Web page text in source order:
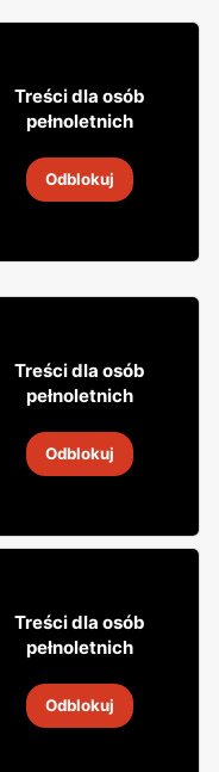
6499
14 sie 2026
Treści dla osób
pełnoletnich
Odblokuj
99
14 sie 2026
Treści dla osób
pełnoletnich
Odblokuj
5299
14 sie 2026
Treści dla osób
pełnoletnich
Odblokuj